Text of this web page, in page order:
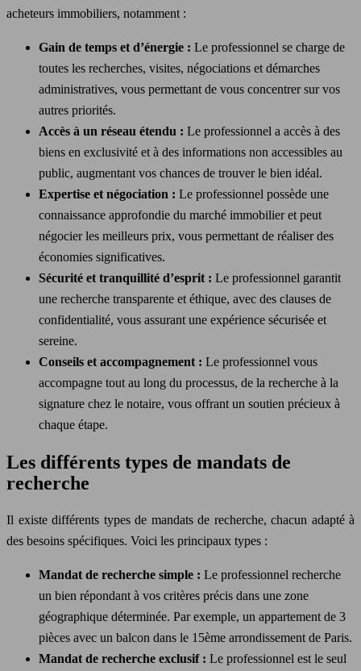
acheteurs immobiliers, notamment :
Gain de temps et d’énergie : Le professionnel se charge de
toutes les recherches, visites, négociations et démarches
administratives, vous permettant de vous concentrer sur vos
autres priorités.
Accès à un réseau étendu : Le professionnel a accès à des
biens en exclusivité et à des informations non accessibles au
public, augmentant vos chances de trouver le bien idéal.
Expertise et négociation : Le professionnel possède une
connaissance approfondie du marché immobilier et peut
négocier les meilleurs prix, vous permettant de réaliser des
économies significatives.
Sécurité et tranquillité d’esprit : Le professionnel garantit
une recherche transparente et éthique, avec des clauses de
confidentialité, vous assurant une expérience sécurisée et
sereine.
Conseils et accompagnement : Le professionnel vous
accompagne tout au long du processus, de la recherche à la
signature chez le notaire, vous offrant un soutien précieux à
chaque étape.
Les différents types de mandats de
recherche
Il existe différents types de mandats de recherche, chacun adapté à
des besoins spécifiques. Voici les principaux types :
Mandat de recherche simple : Le professionnel recherche
un bien répondant à vos critères précis dans une zone
géographique déterminée. Par exemple, un appartement de 3
pièces avec un balcon dans le 15ème arrondissement de Paris.
Mandat de recherche exclusif : Le professionnel est le seul